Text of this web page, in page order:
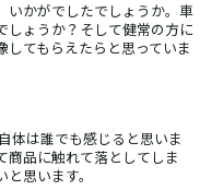
いかがでしたでしょうか。車
しょうか？そして健常の方に
てもらえたらと思っていま
体は誰でも感じると思いま
商品に触れて落としてしま
思います。